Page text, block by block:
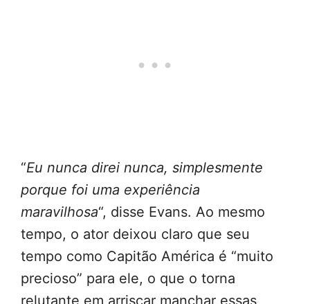
“Eu nunca direi nunca, simplesmente
porque foi uma experiência
maravilhosa“, disse Evans. Ao mesmo
tempo, o ator deixou claro que seu
tempo como Capitão América é “muito
precioso” para ele, o que o torna
relutante em arriscar manchar essas